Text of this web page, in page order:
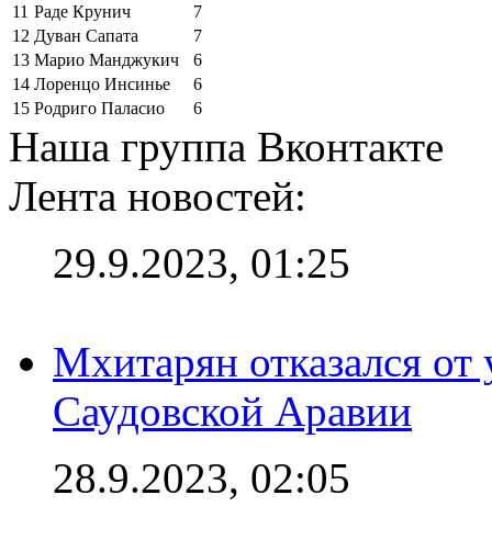
11 Раде Крунич
7
12 Дуван Сапата
7
13 Марио Манджукич
6
14 Лоренцо Инсинье
6
15 Родриго Паласио 6
Наша группа Вконтакте
Лента новостей:
29.9.2023, 01:25
Мхитарян отказался от
Саудовской Аравии
28.9.2023, 02:05